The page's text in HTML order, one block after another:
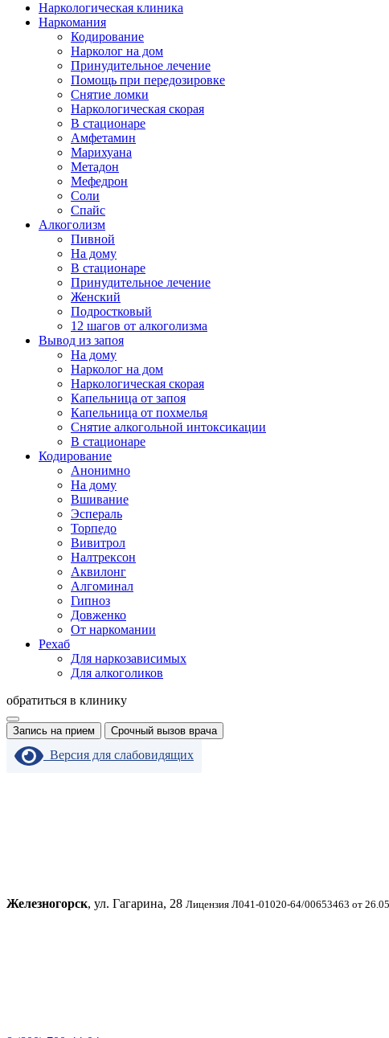
Наркологическая клиника
Наркомания
Кодирование
Нарколог на дом
Принудительное лечение
Помощь при передозировке
Снятие ломки
Наркологическая скорая
В стационаре
Амфетамин
Марихуана
Метадон
Мефедрон
Соли
Спайс
Алкоголизм
Пивной
На дому
В стационаре
Принудительное лечение
Женский
Подростковый
12 шагов от алкоголизма
Вывод из запоя
На дому
Нарколог на дом
Наркологическая скорая
Капельница от запоя
Капельница от похмелья
Снятие алкогольной интоксикации
В стационаре
Кодирование
Анонимно
На дому
Вшивание
Эспераль
Торпедо
Вивитрол
Налтрексон
Аквилонг
Алгоминал
Гипноз
Довженко
От наркомании
Рехаб
Для наркозависимых
Для алкоголиков
обратиться в клинику
Запись на прием Срочный вызов врача
Версия для слабовидящих
Железногорск, ул. Гагарина, 28 Лицензия Л041-01020-64/00653463 от